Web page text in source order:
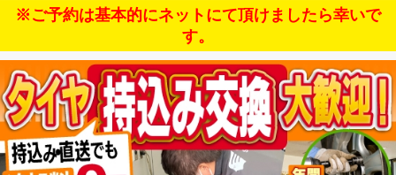
※ご予約は基本的にネットにて頂けましたら幸いで
す。